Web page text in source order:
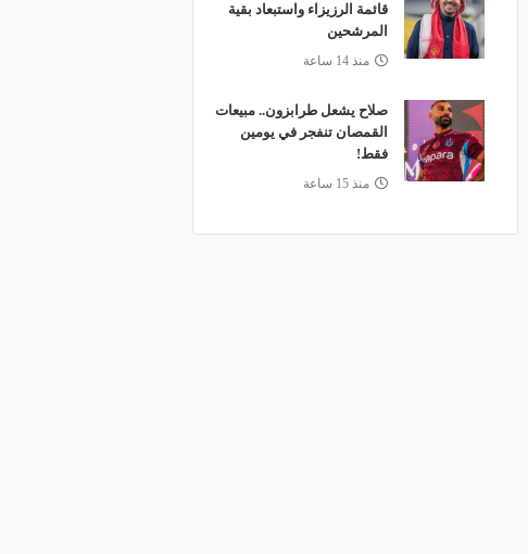
قائمة الرزيزاء واستبعاد بقية
المرشحين
منذ 14 ساعة
صلاح يشعل طرابزون.. مبيعات
القمصان تنفجر في يومين
فقط!
منذ 15 ساعة